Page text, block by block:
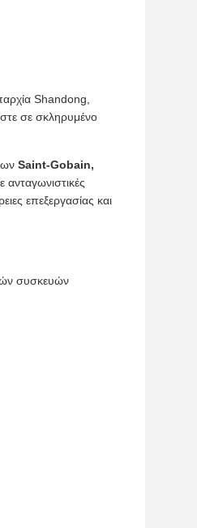
Shandong,
σε σκληρυμένο
Saint-Gobain,
επεξεργασίας και
συσκευών